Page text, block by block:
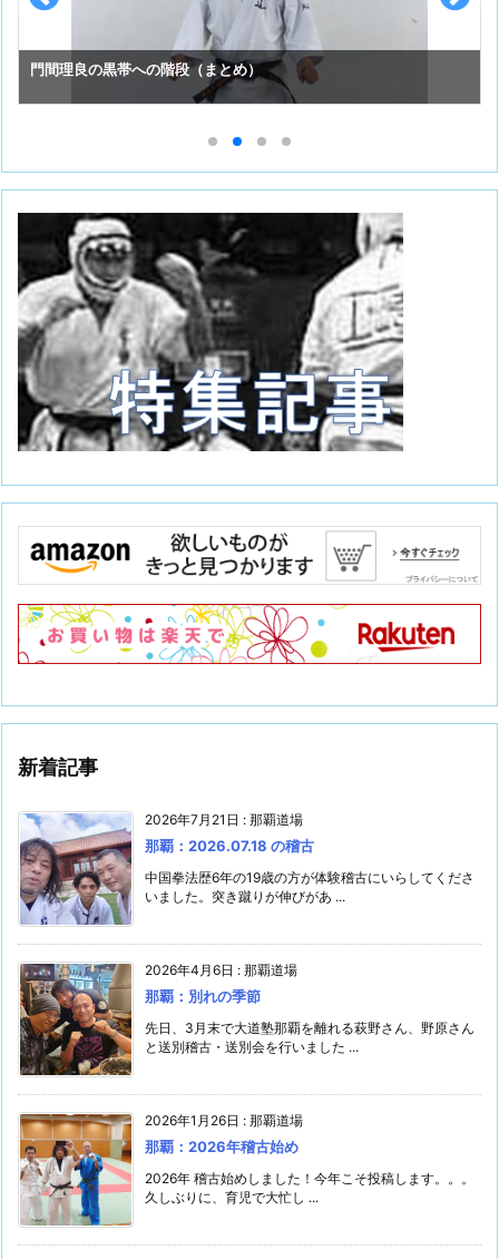
門間理良の黒帯への階段（まとめ）
新着記事
2026年7月21日 : 那覇道場
那覇：2026.07.18 の稽古
中国拳法歴6年の19歳の方が体験稽古にいらしてくださ
いました。突き蹴りが伸びがあ ...
2026年4月6日 : 那覇道場
那覇：別れの季節
先日、3月末で大道塾那覇を離れる萩野さん、野原さん
と送別稽古・送別会を行いました ...
2026年1月26日 : 那覇道場
那覇：2026年稽古始め
2026年 稽古始めしました！今年こそ投稿します。。。
久しぶりに、育児で大忙し ...